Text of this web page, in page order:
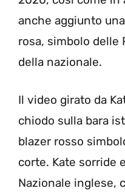
anche aggiunto
rosa, simbolo delle
della nazionale.
Il video girato da
chiodo sulla bara
blazer rosso
corte. Kate sorride
Nazionale inglese,